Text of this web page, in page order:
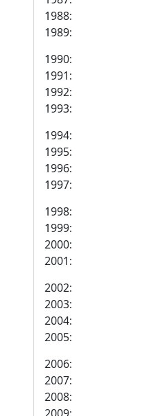
1988:
1989:
1990:
1991:
1992:
1993:
1994:
1995:
1996:
1997:
1998:
1999:
2000:
2001:
2002:
2003:
2004:
2005:
2006:
2007:
2008: